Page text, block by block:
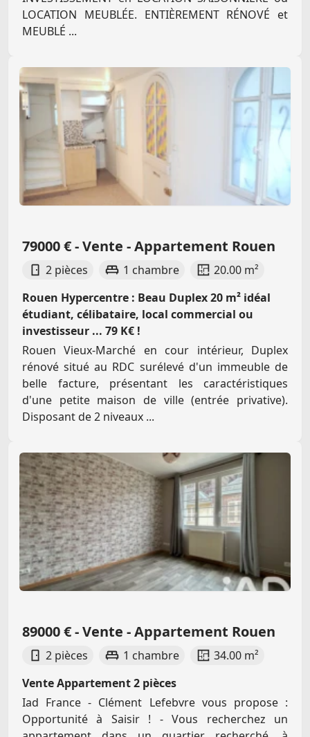
LOCATION MEUBLÉE. ENTIÈREMENT RÉNOVÉ et
MEUBLÉ ...
79000 € - Vente - Appartement Rouen
2 pièces 1 chambre
20.00 m²
Rouen Hypercentre : Beau Duplex 20 m² idéal
étudiant, célibataire, local commercial ou
investisseur ... 79 K€ !
Rouen Vieux-Marché en cour intérieur, Duplex
rénové situé au RDC surélevé d'un immeuble de
belle facture, présentant les caractéristiques
d'une petite maison de ville (entrée privative).
Disposant de 2 niveaux ...
89000 € - Vente - Appartement Rouen
2 pièces 1 chambre
34.00 m²
Vente Appartement 2 pièces
Iad France - Clément Lefebvre vous propose :
Opportunité à Saisir ! - Vous recherchez un